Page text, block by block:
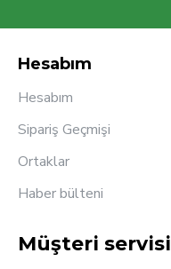
Hesabım
Hesabım
Sipariş Geçmişi
Ortaklar
Haber bülteni
Müşteri servisi